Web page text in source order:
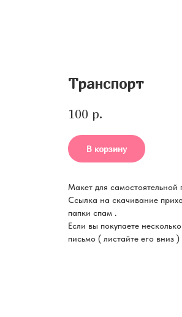
Транспорт
100 р.
В корзину
Макет для самостоятельной
Ссылка на скачивание
папки спам .
Если вы покупаете
письмо ( листайте его вниз )